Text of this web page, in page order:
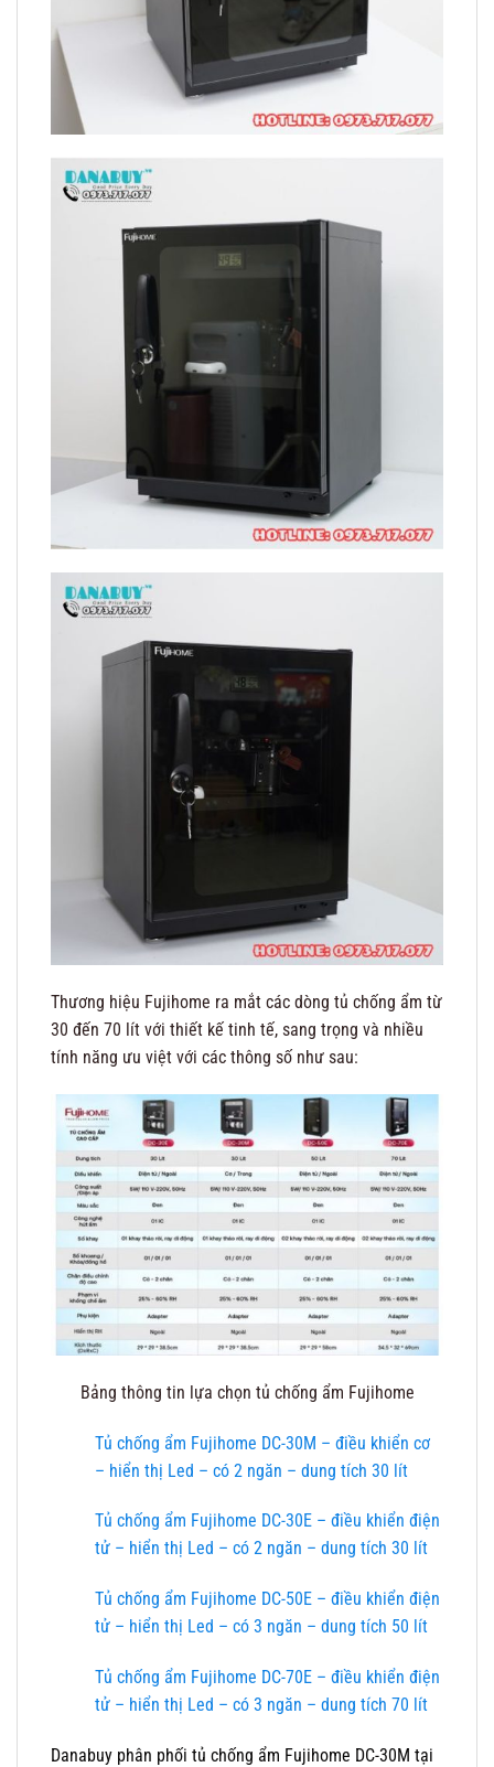
Thương hiệu Fujihome ra mắt các dòng tủ chống ẩm từ
30 đến 70 lít với thiết kế tinh tế, sang trọng và nhiều
tính năng ưu việt với các thông số như sau:
Bảng thông tin lựa chọn tủ chống ẩm Fujihome
Tủ chống ẩm Fujihome DC-30M – điều khiển cơ
– hiển thị Led – có 2 ngăn – dung tích 30 lít
Tủ chống ẩm Fujihome DC-30E – điều khiển điện
tử – hiển thị Led – có 2 ngăn – dung tích 30 lít
Tủ chống ẩm Fujihome DC-50E – điều khiển điện
tử – hiển thị Led – có 3 ngăn – dung tích 50 lít
Tủ chống ẩm Fujihome DC-70E – điều khiển điện
tử – hiển thị Led – có 3 ngăn – dung tích 70 lít
Danabuy phân phối tủ chống ẩm Fujihome DC-30M tại